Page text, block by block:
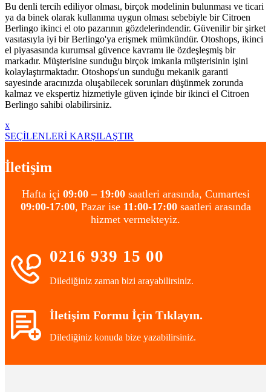
Bu denli tercih ediliyor olması, birçok modelinin bulunması ve ticari
ya da binek olarak kullanıma uygun olması sebebiyle bir Citroen
Berlingo ikinci el oto pazarının gözdelerindendir. Güvenilir bir şirket
vasıtasıyla iyi bir Berlingo'ya erişmek mümkündür. Otoshops, ikinci
el piyasasında kurumsal güvence kavramı ile özdeşleşmiş bir
markadır. Müşterisine sunduğu birçok imkanla müşterisinin işini
kolaylaştırmaktadır. Otoshops'un sunduğu mekanik garanti
sayesinde aracınızda oluşabilecek sorunları düşünmek zorunda
kalmaz ve ekspertiz hizmetiyle güven içinde bir ikinci el Citroen
Berlingo sahibi olabilirsiniz.
x
SEÇİLENLERİ KARŞILAŞTIR
İletişim
Hafta içi 09:00 – 19:00saatleri arasında, Cumartesi
09:00-17:00, Pazar ise 11:00-17:00saatleri arasında
hizmet vermekteyiz.
0216 939 15 00
Dilediğiniz zaman bizi arayabilirsiniz.
İletişim Formu İçin Tıklayın.
Dilediğiniz konuda bize yazabilirsiniz.